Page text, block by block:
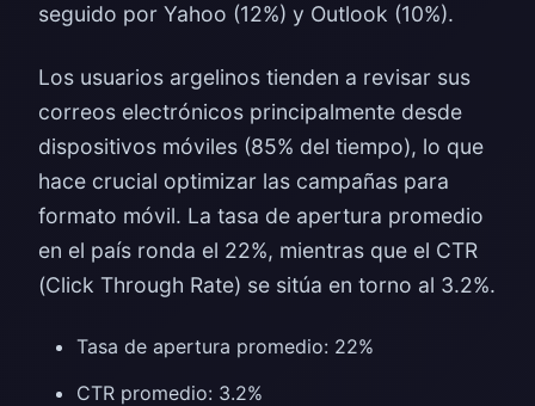
seguido por Yahoo (12%) y Outlook (10%).
Los usuarios argelinos tienden a revisar sus
correos electrónicos principalmente desde
dispositivos móviles (85% del tiempo), lo que
hace crucial optimizar las campañas para
formato móvil. La tasa de apertura promedio
en el país ronda el 22%, mientras que el CTR
(Click Through Rate) se sitúa en torno al 3.2%.
Tasa de apertura promedio: 22%
CTR promedio: 3.2%